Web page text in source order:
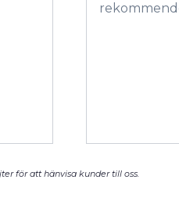
för att hänvisa kunder till oss.